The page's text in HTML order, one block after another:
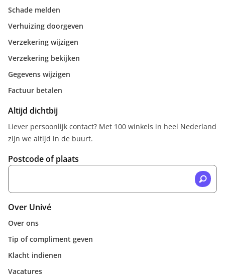
Schade melden
Verhuizing doorgeven
Verzekering wijzigen
Verzekering bekijken
Gegevens wijzigen
Factuur betalen
Altijd dichtbij
Liever persoonlijk contact? Met 100 winkels in heel Nederland
zijn we altijd in de buurt.
Postcode of plaats
Over Univé
Over ons
Tip of compliment geven
Klacht indienen
Vacatures